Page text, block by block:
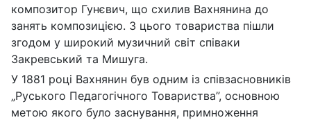
композитор Гунєвич, що схилив Вахнянина до
занять композицією. З цього товариства пішли
згодом у широкий музичний світ співаки
Закревський та Мишуга.
У 1881 році Вахнянин був одним із співзасновників
„Руського Педагогічного Товариства”, основною
метою якого було заснування, примноження